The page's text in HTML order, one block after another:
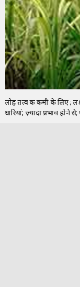
लोह तत्व की कमी के लिए ;
धारियां; ज़्यादा प्रभाव होने